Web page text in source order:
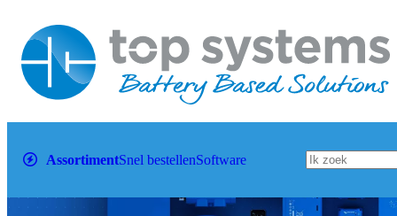
AssortimentSnel bestellenSoftware